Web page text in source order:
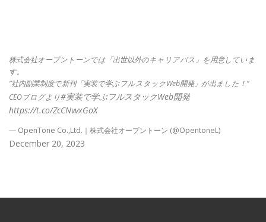
株式会社オープントーンでは「出世以外のキャリアパス」を用意していま
す。
”社内副業制度で新刊「実装で学ぶフルスタックWeb開発」が出ました！”
CEOブログより#実装で学ぶフルスタックWeb開発
https://t.co/ZcCNvvxGoX
— OpenTone Co.,Ltd.｜株式会社オープントーン (@OpentoneL)
December 20, 2023